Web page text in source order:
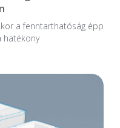
a fenntarthatóság épp
hatékony